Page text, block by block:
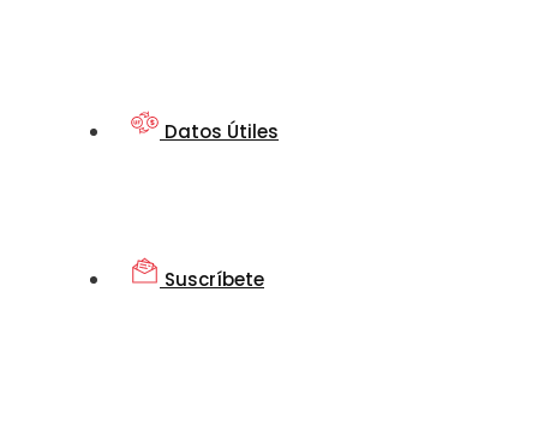
Datos Útiles
Suscríbete